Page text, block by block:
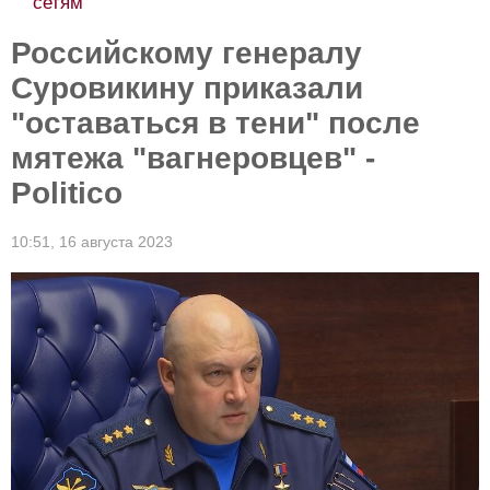
Российскому генералу
Суровикину приказали
"оставаться в тени" после
мятежа "вагнеровцев" -
Politico
10:51, 16 августа 2023